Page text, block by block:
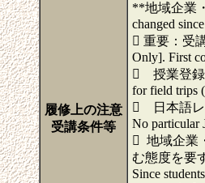
履修上の注意
受講条件等
**地域企業
changed
 重要：受
Only]. First
 授業登録
for field trips
 日本語レ
No particular
 地域企業
む態度を要
Since